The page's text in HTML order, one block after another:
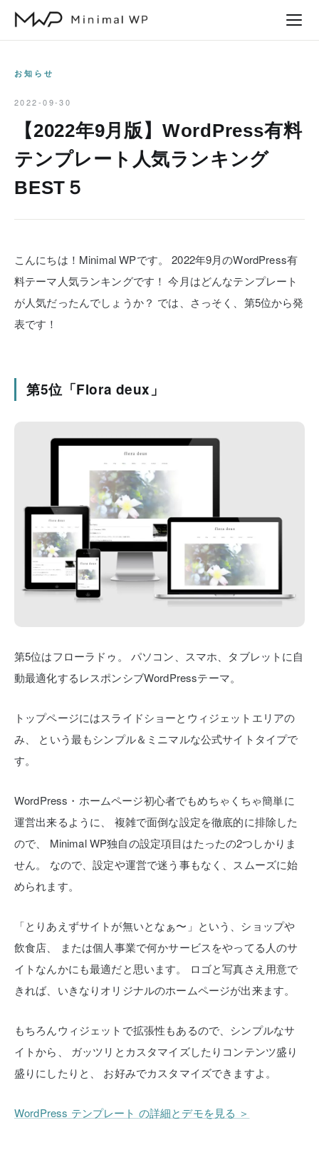
お知らせ
2022-09-30
【2022年9月版】WordPress有料
テンプレート人気ランキング
BEST５
こんにちは！Minimal WPです。
2022年9月のWordPress有
料テーマ人気ランキングです！ 今月はどんなテンプレート
が人気だったんでしょうか？ では、さっそく、第5位から発
表です！
第5位「Flora deux」
第5位はフローラドゥ。
パソコン、スマホ、タブレットに自
動最適化するレスポンシブWordPressテーマ。
トップページにはスライドショーとウィジェットエリアの
み、
という最もシンプル＆ミニマルな公式サイトタイプで
す。
WordPress・ホームページ初心者でもめちゃくちゃ簡単に
運営出来るように、
複雑で面倒な設定を徹底的に排除した
ので、
Minimal WP独自の設定項目はたったの2つしかりま
せん。
なので、設定や運営で迷う事もなく、スムーズに始
められます。
「とりあえずサイトが無いとなぁ〜」という、ショップや
飲食店、
または個人事業で何かサービスをやってる人のサ
イトなんかにも最適だと思います。
ロゴと写真さえ用意で
きれば、いきなりオリジナルのホームページが出来ます。
もちろんウィジェットで拡張性もあるので、シンプルなサ
イトから、
ガッツリとカスタマイズしたりコンテンツ盛り
盛りにしたりと、
お好みでカスタマイズできますよ。
WordPress テンプレート の詳細とデモを見る ＞